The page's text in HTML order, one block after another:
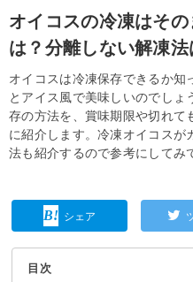
オイコスの冷凍はそ
は？分離しない解凍法
オイコスは冷凍保存できるか知
とアイス風で美味しいのでしょ
存の方法を、賞味期限や切れて
に紹介します。冷凍オイコスが
法も紹介するので参考にしてみ
シェア
目次